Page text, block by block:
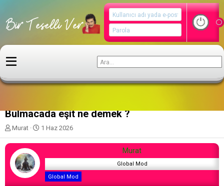
Bulmacada eşit ne demek ?
K
o
n
u
u
Murat
B
a
ş
1 Haz 2026
Murat
Global Mod
Global Mod